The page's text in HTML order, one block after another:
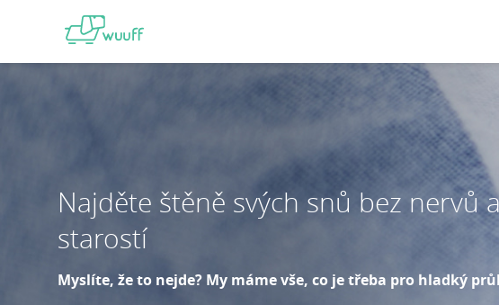
Najděte štěně svých snů bez nervů
starostí
Myslíte, že to nejde? My máme vše, co je třeba pro hladký